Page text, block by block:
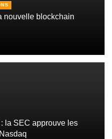
nouvelle blockchain
la SEC approuve les